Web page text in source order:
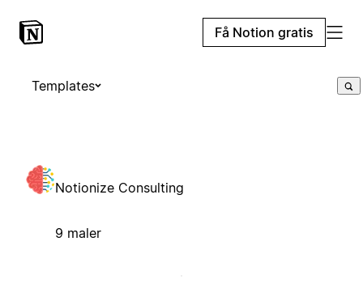
Få Notion gratis
Templates
Notionize Consulting
9 maler